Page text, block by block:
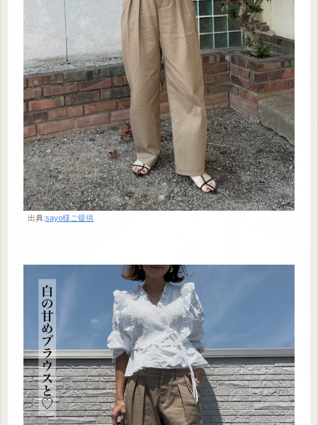
出典:sayo様ご提供